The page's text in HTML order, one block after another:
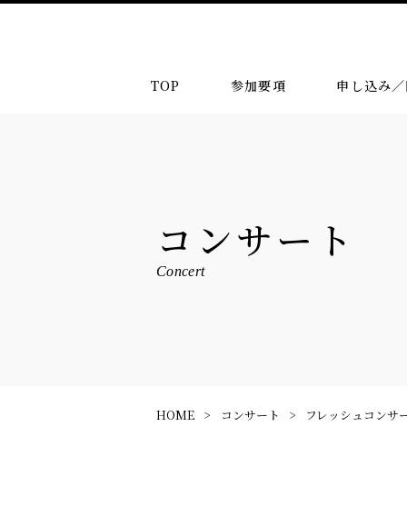
TOP 参加要項 申し込み
コンサート
Concert
HOME コンサート フレッシュコンサ